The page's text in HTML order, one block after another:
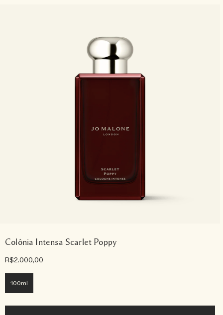
Colônia Intensa Scarlet Poppy
R$2.000,00
100ml